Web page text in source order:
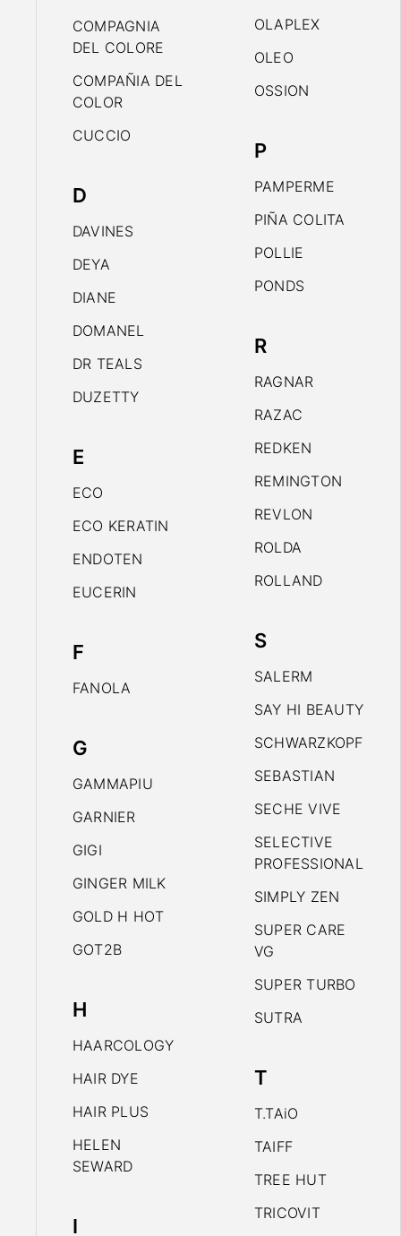
COMPAGNIA
DEL COLORE
COMPAÑIA DEL
COLOR
CUCCIO
D
DAVINES
DEYA
DIANE
DOMANEL
DR TEALS
DUZETTY
E
ECO
ECO KERATIN
ENDOTEN
EUCERIN
F
FANOLA
G
GAMMAPIU
GARNIER
GIGI
GINGER MILK
GOLD H HOT
GOT2B
H
HAARCOLOGY
HAIR DYE
HAIR PLUS
HELEN
SEWARD
I
OLAPLEX
OLEO
OSSION
P
PAMPERME
PIÑA COLITA
POLLIE
PONDS
R
RAGNAR
RAZAC
REDKEN
REMINGTON
REVLON
ROLDA
ROLLAND
S
SALERM
SAY HI BEAUTY
SCHWARZKOPF
SEBASTIAN
SECHE VIVE
SELECTIVE
PROFESSIONAL
SIMPLY ZEN
SUPER CARE
VG
SUPER TURBO
SUTRA
T
T.TAiO
TAIFF
TREE HUT
TRICOVIT